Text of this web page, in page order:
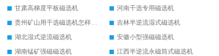
甘肃高梯度平板磁选机
河南干选专用磁选机
贵州矿山用干选磁选机怎样调磁
吉林半逆流湿式磁选机
湖北湿式逆流磁选机
安徽小型强磁磁选机
湖南锰矿强磁磁选机
江西半逆流永磁筒式磁选机